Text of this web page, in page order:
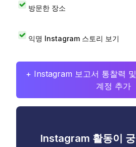
방문한 장소
익명 Instagram 스토리 보기
+ Instagram 보고서 통찰력
계정 추가
Instagram 활동이